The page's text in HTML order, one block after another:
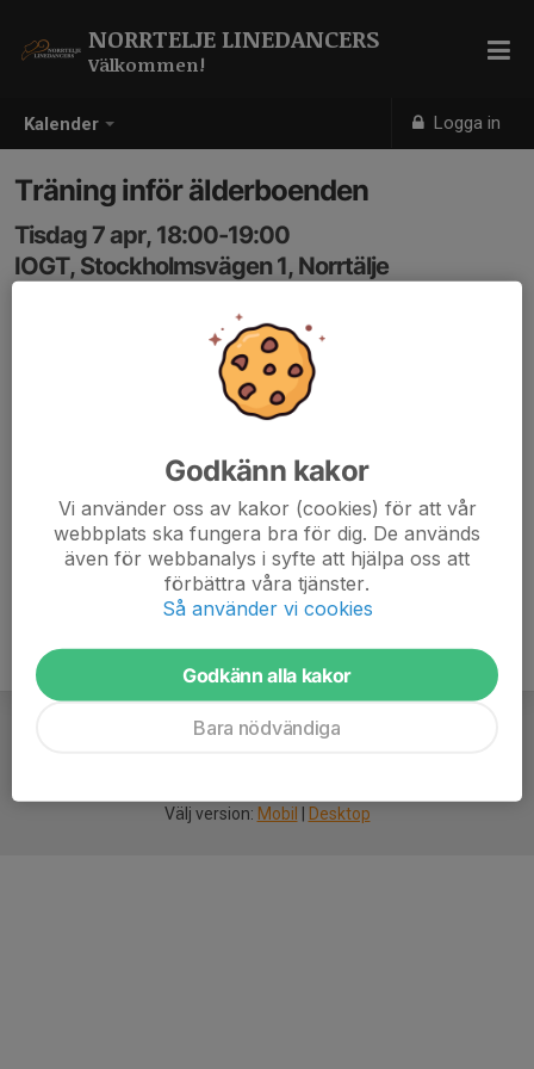
Kalender Logga in
NORRTELJE LINEDANCERS
Välkommen!
Träning inför älderboenden
Tisdag 7 apr, 18:00-19:00
IOGT, Stockholmsvägen 1, Norrtälje
Välj version: Mobil Desktop
Godkänn kakor
Vi använder oss av kakor (cookies) för att vår
webbplats ska fungera bra för dig. De används
även för webbanalys i syfte att hjälpa oss att
förbättra våra tjänster.
Så använder vi cookies
Godkänn alla kakor
Bara nödvändiga